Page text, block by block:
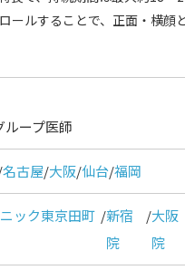
ールすることで、正面・横顔
ループ医師
名古屋/大阪/仙台/福岡
ック東京田町 /新宿
院
/大阪
院